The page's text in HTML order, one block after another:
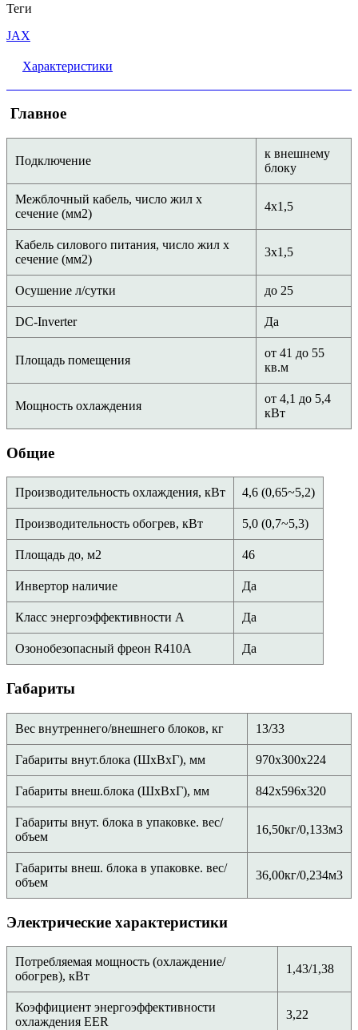
Теги
JAX
Характеристики
Главное
Подключение
к внешнему
блоку
Межблочный кабель, число жил х
сечение (мм2)
4х1,5
Кабель силового питания, число жил х
сечение (мм2)
3х1,5
Осушение л/сутки до 25
DC-Inverter Да
Площадь помещения
от 41 до 55
кв.м
Мощность охлаждения
от 4,1 до 5,4
кВт
Общие
Производительность охлаждения, кВт 4,6 (0,65~5,2)
Производительность обогрев, кВт 5,0 (0,7~5,3)
Площадь до, м2 46
Инвертор наличие Да
Класс энергоэффективности А Да
Озонобезопасный фреон R410A Да
Габариты
Вес внутреннего/внешнего блоков, кг 13/33
Габариты внут.блока (ШхВхГ), мм 970х300х224
Габариты внеш.блока (ШхВхГ), мм 842х596х320
Габариты внут. блока в упаковке. вес/
объем
16,50кг/0,133м3
Габариты внеш. блока в упаковке. вес/
объем
36,00кг/0,234м3
Электрические характеристики
Потребляемая мощность (охлаждение/
обогрев), кВт
1,43/1,38
Коэффициент энергоэффективности
охлаждения EER
3,22